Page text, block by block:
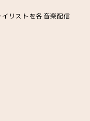
リストを各音楽配信